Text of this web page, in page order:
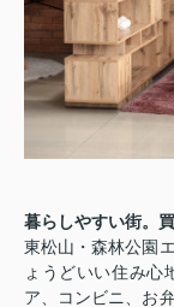
暮らしやすい街。
東松山・森林公園
ょうどいい住み心
ア、コンビニ、お